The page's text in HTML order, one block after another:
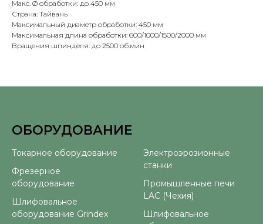
Макс. Ø обработки: до 450 мм
Страна: Тайвань
Максимальный диаметр обработки: 450 мм
Максимальная длина обработки: 600/1000/1500/2000 мм
Вращения шпинделя: до 2500 об.мин
ОБОРУДОВАНИЕ
Токарное оборудование
Фрезерное
оборудование
Шлифовальное
оборудование Grindex
Электроэрозионные
станки
Промышленные печи
LAC (Чехия)
Шлифовальное